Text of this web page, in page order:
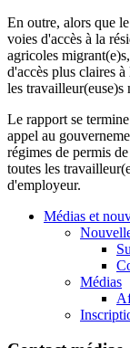
En outre, alors que
voies d'accès à la
agricoles
d'accès plus claires
les travailleur(euse)s
Le rapport se
appel au
régimes de permis
toutes les
d'employeur.
Médias et
Médias